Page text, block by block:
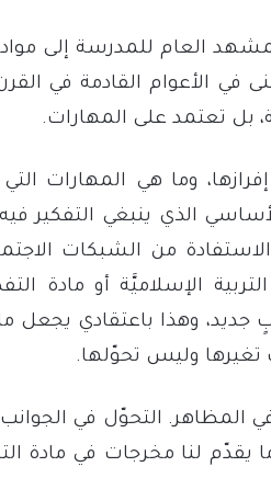
العام للمدرسة إلى
في الأعوام القادمة في
بل تعتمد على المهارات.
وما هي المهارات
الذي ينبغي التفكير
من الشبكات
الإسلاميَّة أو مادة
جديد، وهذا باعتقادي يجعل
تغيرها وليس تحوّلها.
المظاهر. التحوّل في
لنا مخرجات في مادة